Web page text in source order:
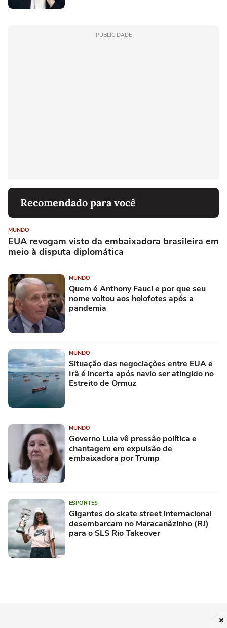
PUBLICIDADE
Recomendado para você
MUNDO
EUA revogam visto da embaixadora brasileira em
meio à disputa diplomática
MUNDO
Quem é Anthony Fauci e por que seu
nome voltou aos holofotes após a
pandemia
MUNDO
Situação das negociações entre EUA e
Irã é incerta após navio ser atingido no
Estreito de Ormuz
MUNDO
Governo Lula vê pressão política e
chantagem em expulsão de
embaixadora por Trump
ESPORTES
Gigantes do skate street internacional
desembarcam no Maracanãzinho (RJ)
para o SLS Rio Takeover